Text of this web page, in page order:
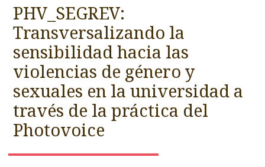
PHV_SEGREV:
Transversalizando la
sensibilidad hacia las
violencias de género y
sexuales en la universidad a
través de la práctica del
Photovoice